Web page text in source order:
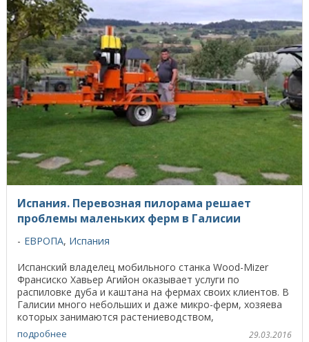
Испания. Перевозная пилорама решает
проблемы маленьких ферм в Галисии
ЕВРОПА, Испания
Испанский владелец мобильного станка Wood-Mizer
Франсиско Хавьер Агийон оказывает услуги по
распиловке дуба и каштана на фермах своих клиентов. В
Галисии много небольших и даже микро-ферм, хозяева
которых занимаются растениеводством,
животноводством ...
подробнее 29.03.2016